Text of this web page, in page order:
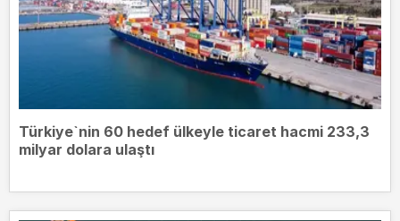
Türkiye`nin 60 hedef ülkeyle ticaret hacmi 233,3
milyar dolara ulaştı